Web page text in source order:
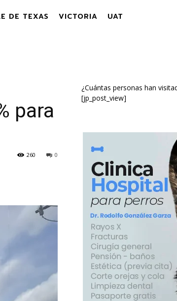
DE TEXAS VICTORIA UAT
para
0
260
¿Cuántas personas han
[jp_post_view]